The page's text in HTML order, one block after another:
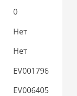
0
Нет
Нет
EV001796
EV006405